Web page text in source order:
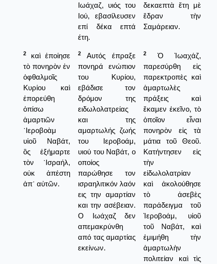
Ιωάχαζ, υιός του
Ιού, εβασίλευσεν
επί δέκα επτά
έτη.
δεκαεπτὰ ἔτη μὲ
ἔδραν τὴν
Σαμάρειαν.
2
καὶ ἐποίησε
τὸ πονηρὸν ἐν
ὀφθαλμοῖς
Κυρίου καὶ
ἐπορεύθη
ὀπίσω
ἁμαρτιῶν
῾Ιεροβοὰμ
υἱοῦ Ναβάτ,
ὃς ἐξήμαρτε
τὸν ᾿Ισραήλ,
οὐκ ἀπέστη
ἀπ᾿ αὐτῶν.
2
Αυτός έπραξε
πονηρά ενώπιον
του Κυρίου,
εβάδισε τον
δρόμον της
ειδωλολατρείας
και της
αμαρτωλής ζωής
του Ιεροβοάμ,
υιού του Ναβάτ, ο
οποίος
παρώθησε τον
ισραηλιτικόν λαόν
εις την αμαρτίαν
και την ασέβειαν.
Ο Ιωάχαζ δεν
απεμακρύνθη
από τας αμαρτίας
εκείνων.
2
Ὁ Ἰωαχάζ,
παρεσύρθη εἰς
παρεκτροπὲς καὶ
ἁμαρτωλὲς
πράξεις καὶ
ἔκαμεν ἐκεῖνο, τὸ
ὁποῖον εἶναι
πονηρὸν εἰς τὰ
μάτια τοῦ Θεοῦ.
Κατήντησεν εἰς
τὴν
εἰδωλολατρίαν
καὶ ἀκολούθησε
τὸ ἀσεβὲς
παράδειγμα τοῦ
Ἱεροβοάμ, υἱοῦ
τοῦ Ναβάτ, καὶ
ἐμιμήθη τὴν
ἁμαρτωλὴν
πολιτείαν καὶ τὶς